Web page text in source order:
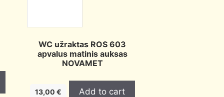
WC užraktas ROS 603
apvalus matinis auksas
NOVAMET
13,00 € Add to cart